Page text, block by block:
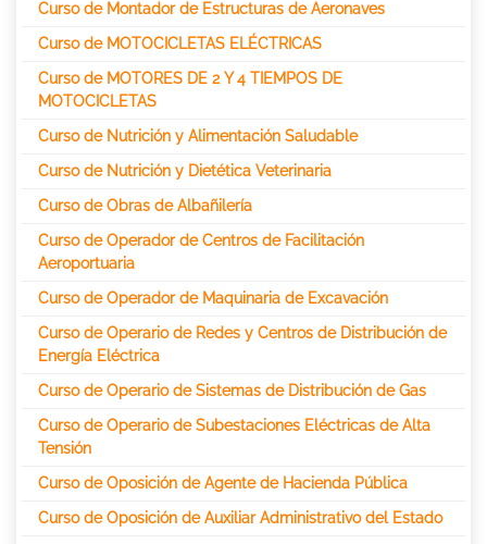
Curso de Montador de Estructuras de Aeronaves
Curso de MOTOCICLETAS ELÉCTRICAS
Curso de MOTORES DE 2 Y 4 TIEMPOS DE
MOTOCICLETAS
Curso de Nutrición y Alimentación Saludable
Curso de Nutrición y Dietética Veterinaria
Curso de Obras de Albañilería
Curso de Operador de Centros de Facilitación
Aeroportuaria
Curso de Operador de Maquinaria de Excavación
Curso de Operario de Redes y Centros de Distribución de
Energía Eléctrica
Curso de Operario de Sistemas de Distribución de Gas
Curso de Operario de Subestaciones Eléctricas de Alta
Tensión
Curso de Oposición de Agente de Hacienda Pública
Curso de Oposición de Auxiliar Administrativo del Estado